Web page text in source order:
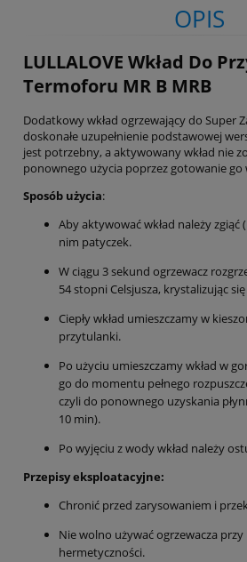
OPIS
LULLALOVE Wkład Do
Termoforu MR B MRB
Dodatkowy wkład ogrzewający do Super
doskonałe uzupełnienie podstawowej
jest potrzebny, a aktywowany wkład nie
ponownego użycia poprzez gotowanie go
Sposób użycia:
Aby aktywować wkład należy zgiąć
nim patyczek.
W ciągu 3 sekund ogrzewacz
54 stopni Celsjusza, krystalizując
Ciepły wkład umieszczamy w
przytulanki.
Po użyciu umieszczamy wkład w
go do momentu pełnego
czyli do ponownego uzyskania
10 min).
Po wyjęciu z wody wkład należy
Przepisy eksploatacyjne:
Chronić przed zarysowaniem i
Nie wolno używać ogrzewacza
hermetyczności.